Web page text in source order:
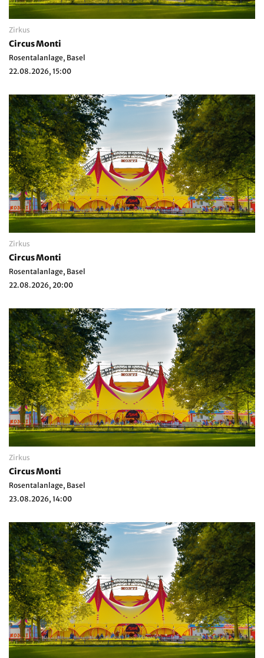
Zirkus
Circus Monti
Rosentalanlage, Basel
22.08.2026, 15:00
Zirkus
Circus Monti
Rosentalanlage, Basel
22.08.2026, 20:00
Zirkus
Circus Monti
Rosentalanlage, Basel
23.08.2026, 14:00